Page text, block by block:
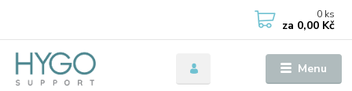
Menu
0 ks
za 0,00 Kč